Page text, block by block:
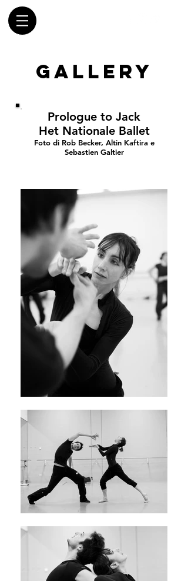
GALLERY
Prologue to Jack
Het Nationale Ballet
Foto di Rob Becker, Altin Kaftira e
Sebastien Galtier